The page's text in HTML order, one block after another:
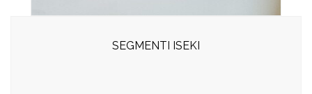
SEGMENTI ISEKI